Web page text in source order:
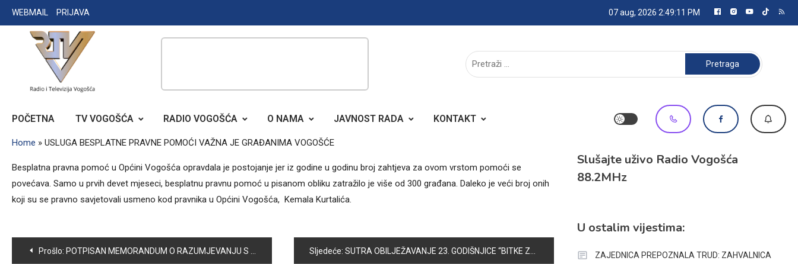
Skip
to
WEBMAIL PRIJAVA 07 aug, 2026 2:49:11 PM
RADIO TELEVIZIJA VOGOŠĆA
Pretraga:
POČETNA TV VOGOŠĆA RADIO VOGOŠĆA O NAMA JAVNOST RADA KONTAKT
Home » USLUGA BESPLATNE PRAVNE POMOĆI VAŽNA JE GRAĐANIMA VOGOŠĆE
Besplatna pravna pomoć u Općini Vogošća opravdala je postojanje jer iz godine u godinu broj zahtjeva za ovom vrstom pomoći se
povećava. Samo u prvih devet mjeseci, besplatnu pravnu pomoć u pisanom obliku zatražilo je više od 300 građana. Daleko je veći broj onih
koji su se pravno savjetovali usmeno kod pravnika u Općini Vogošća, Kemala Kurtalića.
Navigacija
Prošlo: POTPISAN MEMORANDUM O RAZUMJEVANJU S CILJEM PODRŠKE RADU USTANOVA KULTURE OD OPĆEG ZNAČAJA I INTERESA ZA BIH Sljedeće: SUTRA OBILJEŽAVANJE 23. GODIŠNJICE “BITKE ZA ŽUČ”
Slušajte uživo Radio Vogošća
88.2MHz
U ostalim vijestima:
ZAJEDNICA PREPOZNALA TRUD: ZAHVALNICA